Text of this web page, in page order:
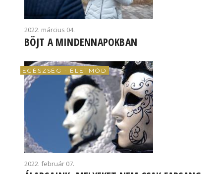
2022. március 04.
BÖJT A MINDENNAPOKBAN
EGÉSZSÉG - ÉLETMÓD
2022. február 07.